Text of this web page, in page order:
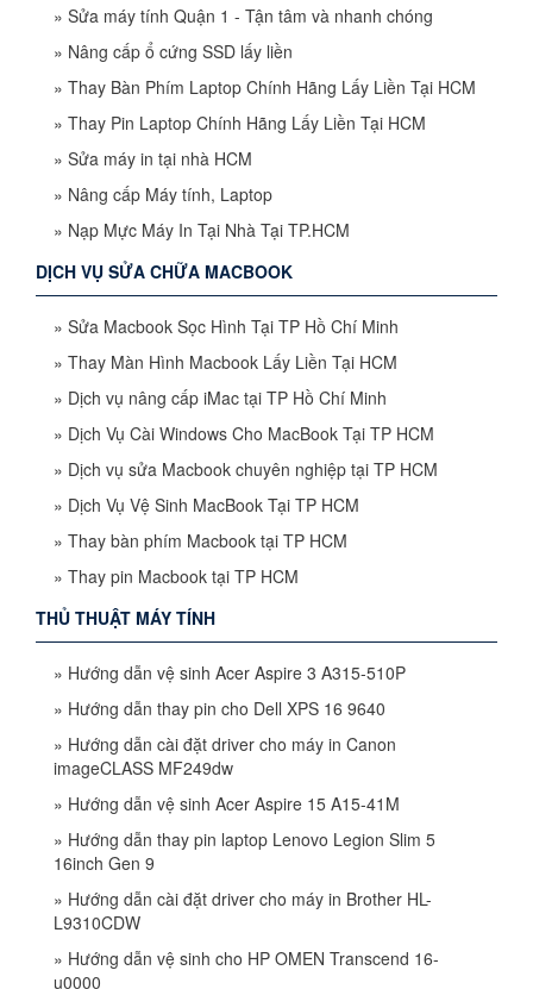
» Sửa máy tính Quận 1 - Tận tâm và nhanh chóng
» Nâng cấp ổ cứng SSD lấy liền
» Thay Bàn Phím Laptop Chính Hãng Lấy Liền Tại HCM
» Thay Pin Laptop Chính Hãng Lấy Liền Tại HCM
» Sửa máy in tại nhà HCM
» Nâng cấp Máy tính, Laptop
» Nạp Mực Máy In Tại Nhà Tại TP.HCM
DỊCH VỤ SỬA CHỮA MACBOOK
» Sửa Macbook Sọc Hình Tại TP Hồ Chí Minh
» Thay Màn Hình Macbook Lấy Liền Tại HCM
» Dịch vụ nâng cấp iMac tại TP Hồ Chí Minh
» Dịch Vụ Cài Windows Cho MacBook Tại TP HCM
» Dịch vụ sửa Macbook chuyên nghiệp tại TP HCM
» Dịch Vụ Vệ Sinh MacBook Tại TP HCM
» Thay bàn phím Macbook tại TP HCM
» Thay pin Macbook tại TP HCM
THỦ THUẬT MÁY TÍNH
» Hướng dẫn vệ sinh Acer Aspire 3 A315-510P
» Hướng dẫn thay pin cho Dell XPS 16 9640
» Hướng dẫn cài đặt driver cho máy in Canon
imageCLASS MF249dw
» Hướng dẫn vệ sinh Acer Aspire 15 A15-41M
» Hướng dẫn thay pin laptop Lenovo Legion Slim 5
16inch Gen 9
» Hướng dẫn cài đặt driver cho máy in Brother HL-
L9310CDW
» Hướng dẫn vệ sinh cho HP OMEN Transcend 16-
u0000